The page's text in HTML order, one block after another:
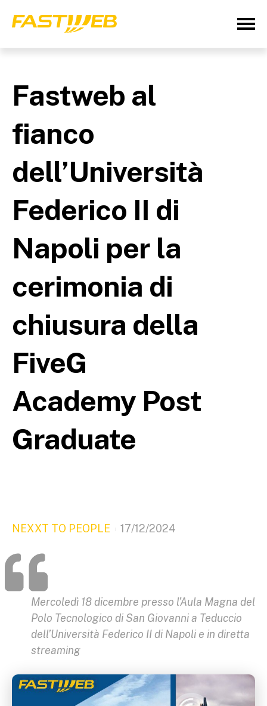
Fastweb al
fianco
dell’Università
Federico II di
Napoli per la
cerimonia di
chiusura della
FiveG
Academy Post
Graduate
NEXXT TO PEOPLE 17/12/2024
Mercoledì 18 dicembre presso l’Aula Magna del
Polo Tecnologico di San Giovanni a Teduccio
dell’Università Federico II di Napoli e in diretta
streaming